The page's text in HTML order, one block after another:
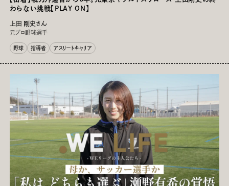
わらない挑戦【PLAY ON】
上田 剛史さん
元プロ野球選手
野球 指導者 アスリートキャリア